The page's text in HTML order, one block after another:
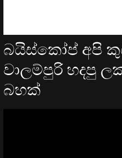
බයිස්කෝප් අපි
වාලම්පුරි හදපු
බහක්